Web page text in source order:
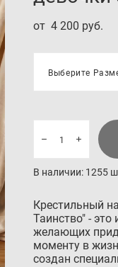
от 4 200 pуб.
Выберите
В наличии: 1255
Крестильный
Таинство" -
желающих
моменту в
создан